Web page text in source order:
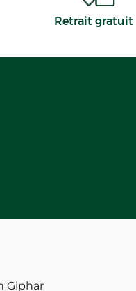
Retrait gratuit
Giphar